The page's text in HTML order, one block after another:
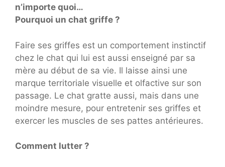
n’importe quoi…
Pourquoi un chat griffe ?
Faire ses griffes est un comportement instinctif
chez le chat qui lui est aussi enseigné par sa
mère au début de sa vie. Il laisse ainsi une
marque territoriale visuelle et olfactive sur son
passage. Le chat gratte aussi, mais dans une
moindre mesure, pour entretenir ses griffes et
exercer les muscles de ses pattes antérieures.
Comment lutter ?